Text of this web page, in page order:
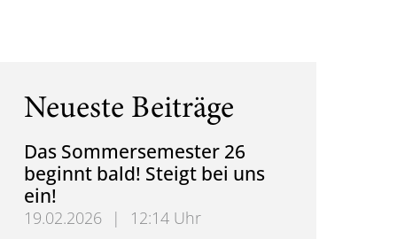
Neueste Beiträge
Das Sommersemester 26
beginnt bald! Steigt bei uns
ein!
19.02.2026 |
12:14 Uhr